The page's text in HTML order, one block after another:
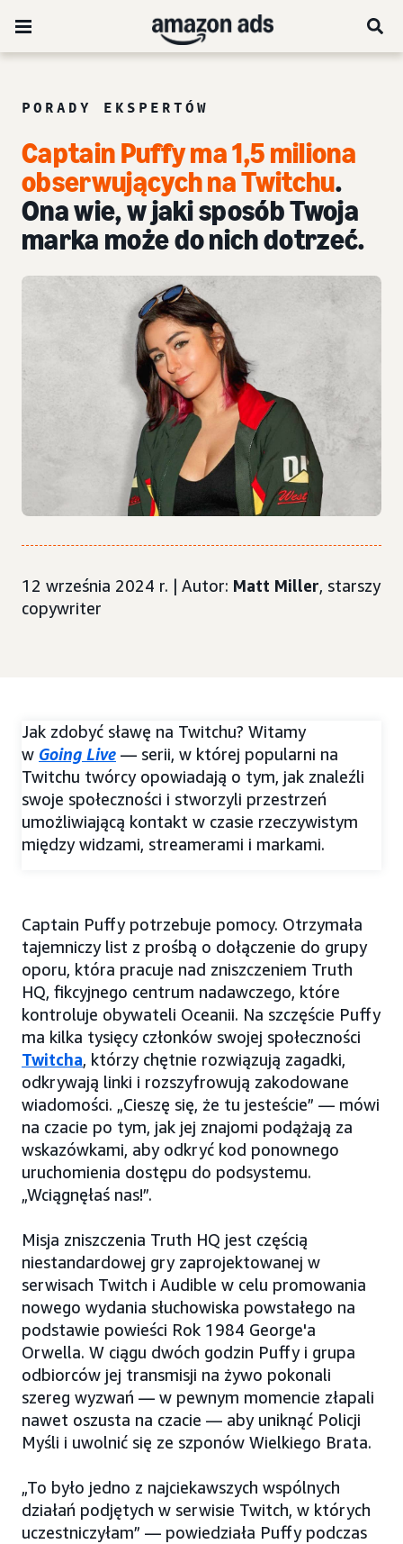
PORADY EKSPERTÓW
Captain Puffy ma 1,5 miliona
obserwujących na Twitchu.
Ona wie, w jaki sposób Twoja
marka może do nich dotrzeć.
12 września 2024 r. | Autor: Matt Miller, starszy
copywriter
Jak zdobyć sławę na Twitchu? Witamy
w Going Live — serii, w której popularni na
Twitchu twórcy opowiadają o tym, jak znaleźli
swoje społeczności i stworzyli przestrzeń
umożliwiającą kontakt w czasie rzeczywistym
między widzami, streamerami i markami.
Captain Puffy potrzebuje pomocy. Otrzymała
tajemniczy list z prośbą o dołączenie do grupy
oporu, która pracuje nad zniszczeniem Truth
HQ, fikcyjnego centrum nadawczego, które
kontroluje obywateli Oceanii. Na szczęście Puffy
ma kilka tysięcy członków swojej społeczności
Twitcha, którzy chętnie rozwiązują zagadki,
odkrywają linki i rozszyfrowują zakodowane
wiadomości. „Cieszę się, że tu jesteście” — mówi
na czacie po tym, jak jej znajomi podążają za
wskazówkami, aby odkryć kod ponownego
uruchomienia dostępu do podsystemu.
„Wciągnęłaś nas!”.
Misja zniszczenia Truth HQ jest częścią
niestandardowej gry zaprojektowanej w
serwisach Twitch i Audible w celu promowania
nowego wydania słuchowiska powstałego na
podstawie powieści Rok 1984 George'a
Orwella. W ciągu dwóch godzin Puffy i grupa
odbiorców jej transmisji na żywo pokonali
szereg wyzwań — w pewnym momencie złapali
nawet oszusta na czacie — aby uniknąć Policji
Myśli i uwolnić się ze szponów Wielkiego Brata.
„To było jedno z najciekawszych wspólnych
działań podjętych w serwisie Twitch, w których
uczestniczyłam” — powiedziała Puffy podczas